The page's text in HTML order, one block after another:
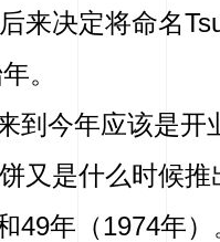
来决定将命名
。
到今年应该是开
又是什么时候推
49年（1974年